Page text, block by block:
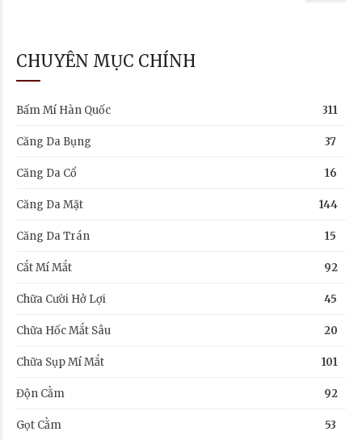
CHUYÊN MỤC CHÍNH
Bấm Mí Hàn Quốc 311
Căng Da Bụng 37
Căng Da Cổ 16
Căng Da Mặt 144
Căng Da Trán 15
Cắt Mí Mắt 92
Chữa Cười Hở Lợi 45
Chữa Hốc Mắt Sâu 20
Chữa Sụp Mí Mắt 101
Độn Cằm 92
Gọt Cằm 53